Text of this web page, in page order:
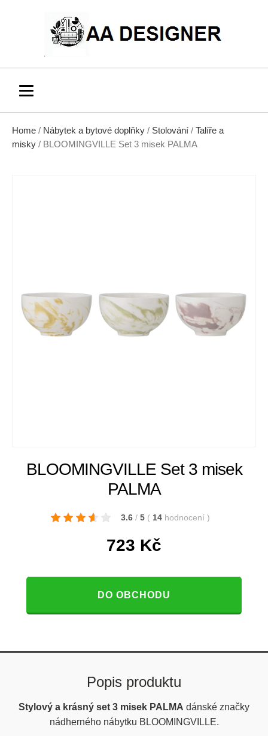
Home / Nábytek a bytové doplňky / Stolování / Talíře a
misky / BLOOMINGVILLE Set 3 misek PALMA
BLOOMINGVILLE Set 3 misek
PALMA
3.6 / 5 ( 14 hodnocení )
723 Kč
DO OBCHODU
Popis produktu
Stylový a krásný set 3 misek PALMA dánské značky
nádherného nábytku BLOOMINGVILLE.